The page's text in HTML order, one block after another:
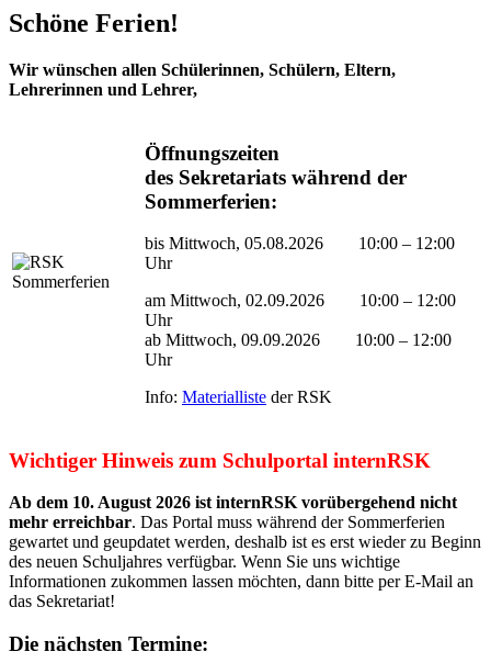
Schöne Ferien!
Wir wünschen allen Schülerinnen, Schülern, Eltern,
Lehrerinnen und Lehrer,
Öffnungszeiten
des Sekretariats während der
Sommerferien:
bis Mittwoch, 05.08.2026 10:00 – 12:00
Uhr
am Mittwoch, 02.09.2026 10:00 – 12:00
Uhr
ab Mittwoch, 09.09.2026 10:00 – 12:00
Uhr
Info: Materialliste der RSK
Wichtiger Hinweis zum Schulportal internRSK
Ab dem 10. August 2026 ist internRSK vorübergehend nicht
mehr erreichbar. Das Portal muss während der Sommerferien
gewartet und geupdatet werden, deshalb ist es erst wieder zu Beginn
des neuen Schuljahres verfügbar. Wenn Sie uns wichtige
Informationen zukommen lassen möchten, dann bitte per E-Mail an
das Sekretariat!
Die nächsten Termine: